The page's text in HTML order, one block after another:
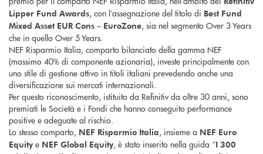
Lipper Fund Awards, con l’assegnazione del titolo di Best Fund
Mixed Asset EUR Cons – EuroZone, sia nel segmento Over 3 Years
che in quello Over 5 Years.
NEF Risparmio Italia, comparto bilanciato della gamma NEF
(massimo 40% di componente azionaria), investe principalmente con
uno stile di gestione attivo in titoli italiani prevedendo anche una
diversificazione sui mercati internazionali.
Per questo riconoscimento, istituito da Refinitiv da oltre 30 anni, sono
premiati le Società e i Fondi che hanno conseguito performance
positive e adeguate al rischio.
Lo stesso comparto, NEF Risparmio Italia, insieme a NEF Euro
Equity e NEF Global Equity, è stato inserito nella guida “I 300